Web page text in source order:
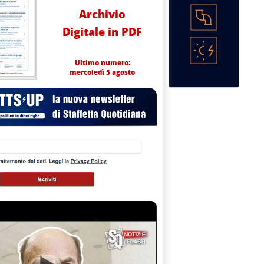
Archivio
Digitale in PDF
Ultimo numero:
mercoledì 5 agosto